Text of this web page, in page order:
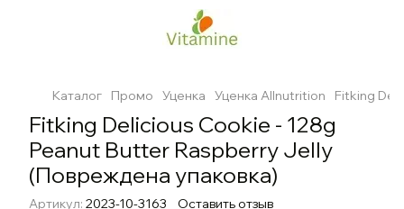
Каталог Промо Уценка Уценка Allnutrition Fitking
Fitking Delicious Cookie - 128g
Peanut Butter Raspberry Jelly
(Повреждена упаковка)
Артикул: 2023-10-3163 Оставить отзыв